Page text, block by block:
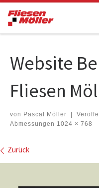
Zum Inhalt springen
Website
Fliesen
von Pascal Möller
Abmessungen 1024 × 768
Bilder
Zurück